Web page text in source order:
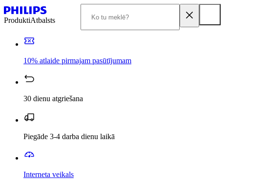
ProduktiAtbalsts
10% atlaide pirmajam pasūtījumam
30 dienu atgriešana
Piegāde 3-4 darba dienu laikā
Interneta veikals